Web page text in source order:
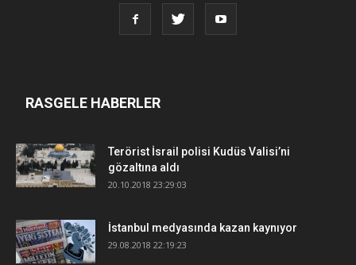
RASGELE HABERLER
Terörist İsrail polisi Kudüs Valisi’ni
gözaltına aldı
20.10.2018 23:29:03
İstanbul medyasında kazan kaynıyor
29.08.2018 22:19:23